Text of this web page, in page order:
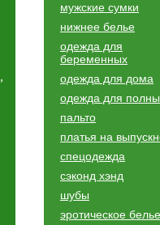
,
мужские сумки
нижнее белье
одежда для
беременных
одежда для дома
одежда для
пальто
платья на
спецодежда
сэконд хэнд
шубы
эротическое белье